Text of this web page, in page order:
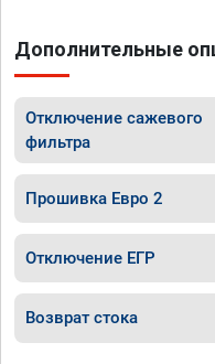
Дополнительные
Отключение сажевого
фильтра
Прошивка Евро 2
Отключение ЕГР
Возврат стока